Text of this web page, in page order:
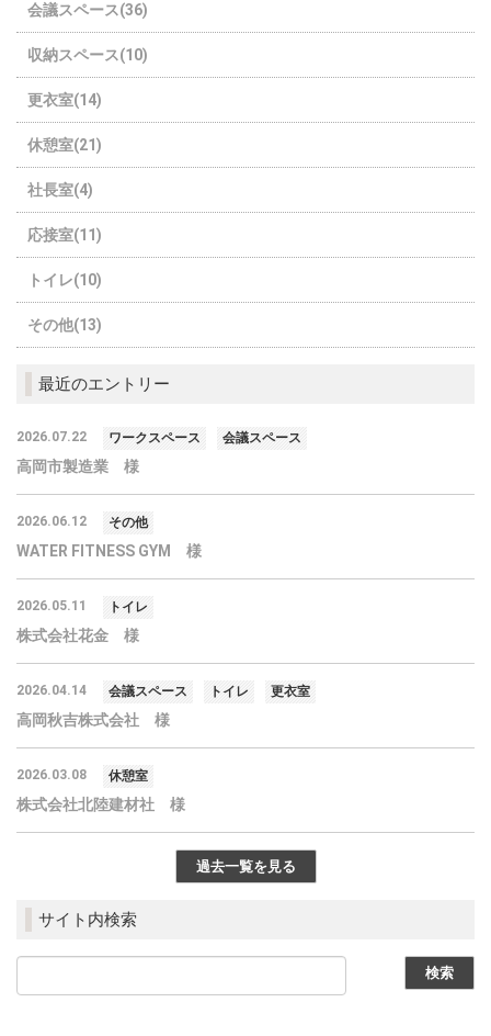
会議スペース(36)
収納スペース(10)
更衣室(14)
休憩室(21)
社長室(4)
応接室(11)
トイレ(10)
その他(13)
最近のエントリー
2026.07.22 ワークスペース 会議スペース
高岡市製造業 様
2026.06.12 その他
WATER FITNESS GYM 様
2026.05.11 トイレ
株式会社花金 様
2026.04.14 会議スペース トイレ 更衣室
高岡秋吉株式会社 様
2026.03.08 休憩室
株式会社北陸建材社 様
過去一覧を見る
サイト内検索